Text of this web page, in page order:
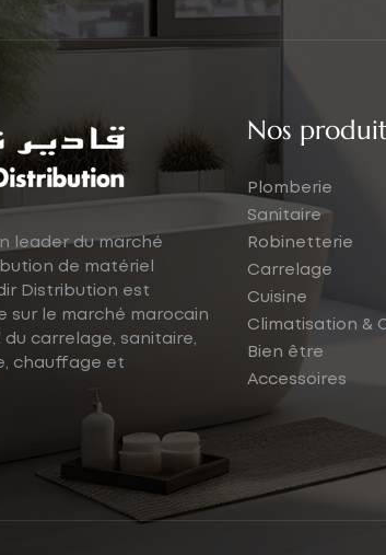
leader du marché
de matériel
Distribution est
sur le marché marocain
carrelage, sanitaire,
chauffage et
Nos
Plomberie
Sanitaire
Robinetterie
Carrelage
Cuisine
Climatisation &
Bien être
Accessoires